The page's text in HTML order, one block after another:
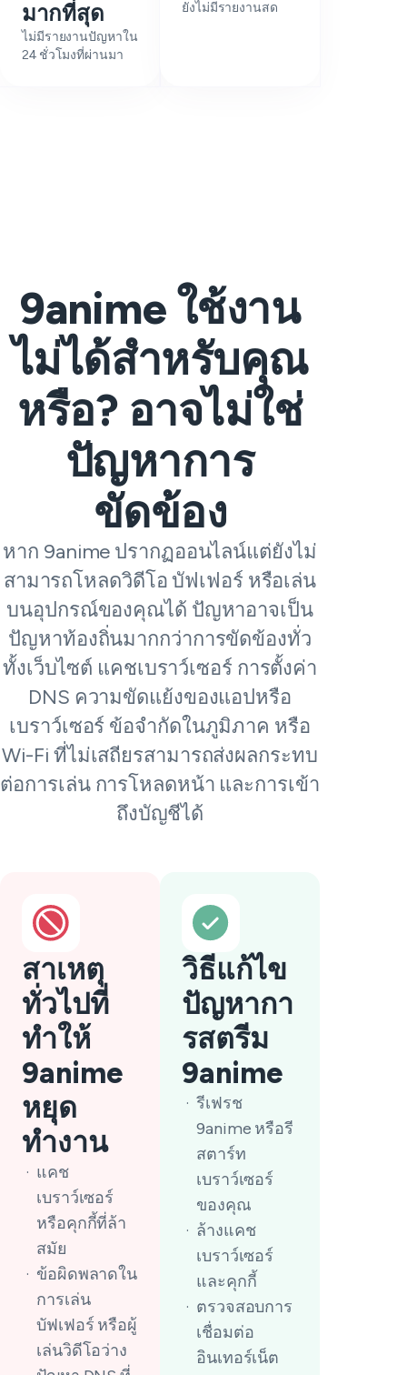
มากที่สุด
ไม่มีรายงานปัญหาใน
24 ชั่วโมงที่ผ่านมา
ยังไม่มีรายงานสด
9anime ใช้งาน
ไม่ได้สำหรับคุณ
หรือ? อาจไม่ใช่
ปัญหาการ
ขัดข้อง
หาก 9anime ปรากฏออนไลน์แต่ยังไม่
สามารถโหลดวิดีโอ บัฟเฟอร์ หรือเล่น
บนอุปกรณ์ของคุณได้ ปัญหาอาจเป็น
ปัญหาท้องถิ่นมากกว่าการขัดข้องทั่ว
ทั้งเว็บไซต์ แคชเบราว์เซอร์ การตั้งค่า
DNS ความขัดแย้งของแอปหรือ
เบราว์เซอร์ ข้อจำกัดในภูมิภาค หรือ
Wi-Fi ที่ไม่เสถียรสามารถส่งผลกระทบ
ต่อการเล่น การโหลดหน้า และการเข้า
ถึงบัญชีได้
สาเหตุ
ทั่วไปที่
ทำให้
9anime
หยุด
ทำงาน
แคช
เบราว์เซอร์
หรือคุกกี้ที่ล้า
สมัย
ข้อผิดพลาดใน
การเล่น
บัฟเฟอร์ หรือผู้
เล่นวิดีโอว่าง
วิธีแก้ไข
ปัญหากา
รสตรีม
9anime
รีเฟรช
9anime หรือรี
สตาร์ท
เบราว์เซอร์
ของคุณ
ล้างแคช
เบราว์เซอร์
และคุกกี้
ตรวจสอบการ
เชื่อมต่อ
อินเทอร์เน็ต